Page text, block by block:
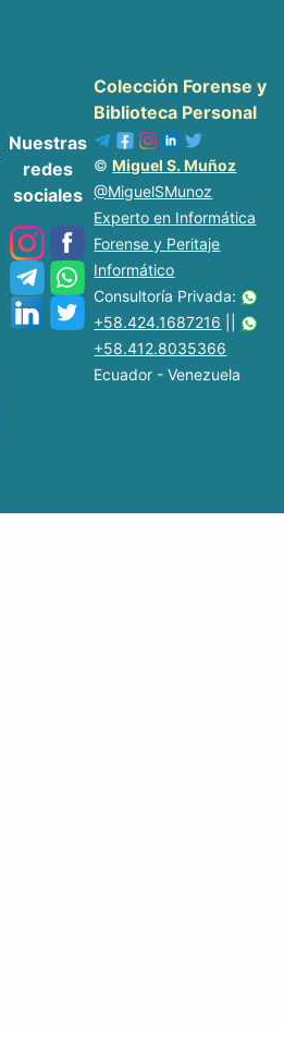
Nuestras
redes
sociales
Colección Forense y
Biblioteca Personal
©Miguel S. Muñoz
@MiguelSMunoz
Experto en Informática
Forense y Peritaje
Informático
Consultoría Privada:
+58.424.1687216
+58.412.8035366
Ecuador - Venezuela